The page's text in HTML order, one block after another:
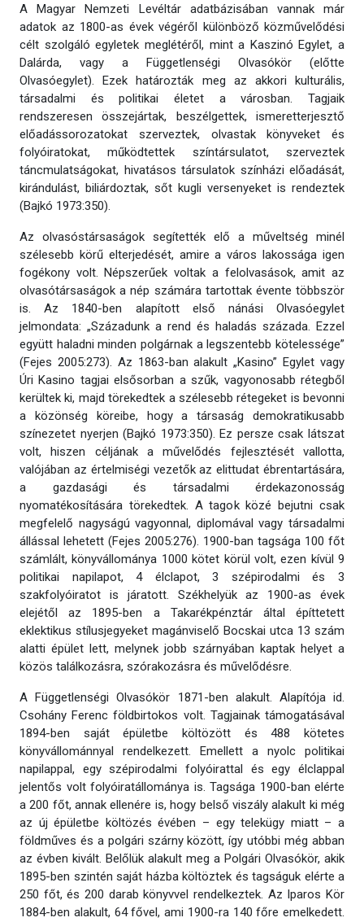
A Magyar Nemzeti Levéltár adatbázisában vannak már
adatok az 1800-as évek végéről különböző közművelődési
célt szolgáló egyletek meglétéről, mint a Kaszinó Egylet, a
Dalárda, vagy a Függetlenségi Olvasókör (előtte
Olvasóegylet). Ezek határozták meg az akkori kulturális,
társadalmi és politikai életet a városban. Tagjaik
rendszeresen összejártak, beszélgettek, ismeretterjesztő
előadássorozatokat szerveztek, olvastak könyveket és
folyóiratokat, működtettek színtársulatot, szerveztek
táncmulatságokat, hivatásos társulatok színházi előadását,
kirándulást, biliárdoztak, sőt kugli versenyeket is rendeztek
(Bajkó 1973:350).
Az olvasóstársaságok segítették elő a műveltség minél
szélesebb körű elterjedését, amire a város lakossága igen
fogékony volt. Népszerűek voltak a felolvasások, amit az
olvasótársaságok a nép számára tartottak évente többször
is. Az 1840-ben alapított első nánási Olvasóegylet
jelmondata: „Századunk a rend és haladás százada. Ezzel
együtt haladni minden polgárnak a legszentebb kötelessége”
(Fejes 2005:273). Az 1863-ban alakult „Kasino” Egylet vagy
Úri Kasino tagjai elsősorban a szűk, vagyonosabb rétegből
kerültek ki, majd törekedtek a szélesebb rétegeket is bevonni
a közönség köreibe, hogy a társaság demokratikusabb
színezetet nyerjen (Bajkó 1973:350). Ez persze csak látszat
volt, hiszen céljának a művelődés fejlesztését vallotta,
valójában az értelmiségi vezetők az elittudat ébrentartására,
a gazdasági és társadalmi érdekazonosság
nyomatékosítására törekedtek. A tagok közé bejutni csak
megfelelő nagyságú vagyonnal, diplomával vagy társadalmi
állással lehetett (Fejes 2005:276). 1900-ban tagsága 100 főt
számlált, könyvállománya 1000 kötet körül volt, ezen kívül 9
politikai napilapot, 4 élclapot, 3 szépirodalmi és 3
szakfolyóiratot is járatott. Székhelyük az 1900-as évek
elejétől az 1895-ben a Takarékpénztár által építtetett
eklektikus stílusjegyeket magánviselő Bocskai utca 13 szám
alatti épület lett, melynek jobb szárnyában kaptak helyet a
közös találkozásra, szórakozásra és művelődésre.
A Függetlenségi Olvasókör 1871-ben alakult. Alapítója id.
Csohány Ferenc földbirtokos volt. Tagjainak támogatásával
1894-ben saját épületbe költözött és 488 kötetes
könyvállománnyal rendelkezett. Emellett a nyolc politikai
napilappal, egy szépirodalmi folyóirattal és egy élclappal
jelentős volt folyóiratállománya is. Tagsága 1900-ban elérte
a 200 főt, annak ellenére is, hogy belső viszály alakult ki még
az új épületbe költözés évében – egy telekügy miatt – a
földműves és a polgári szárny között, így utóbbi még abban
az évben kivált. Belőlük alakult meg a Polgári Olvasókör, akik
1895-ben szintén saját házba költöztek és tagságuk elérte a
250 főt, és 200 darab könyvvel rendelkeztek. Az Iparos Kör
1884-ben alakult, 64 fővel, ami 1900-ra 140 főre emelkedett.